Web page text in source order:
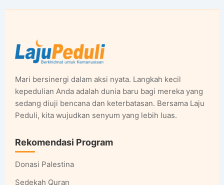
Mari bersinergi dalam aksi nyata. Langkah kecil
kepedulian Anda adalah dunia baru bagi mereka yang
sedang diuji bencana dan keterbatasan. Bersama Laju
Peduli, kita wujudkan senyum yang lebih luas.
Rekomendasi Program
Donasi Palestina
Sedekah Quran